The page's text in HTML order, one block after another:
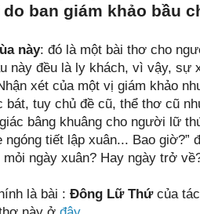
ban giám khảo bầu
này: đó là một bài thơ cho
này đều là ly khách, vì vậy, sự
xét của một vị giám khảo
bát, tuy chủ đề cũ, thể thơ cũ
bâng khuâng cho người lữ
ngóng tiết lập xuân... Bao giờ?”
ngày xuân? Hay ngày trở
là bài : Đông Lữ Thứcủa